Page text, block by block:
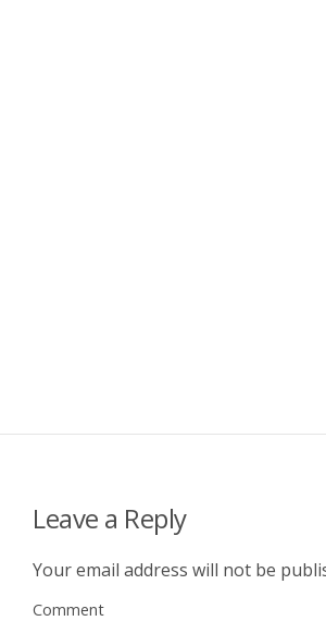
Leave a Reply
Your email address will not be
Comment